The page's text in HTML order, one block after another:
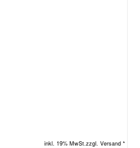
inkl. 19% MwSt.zzgl. Versand *